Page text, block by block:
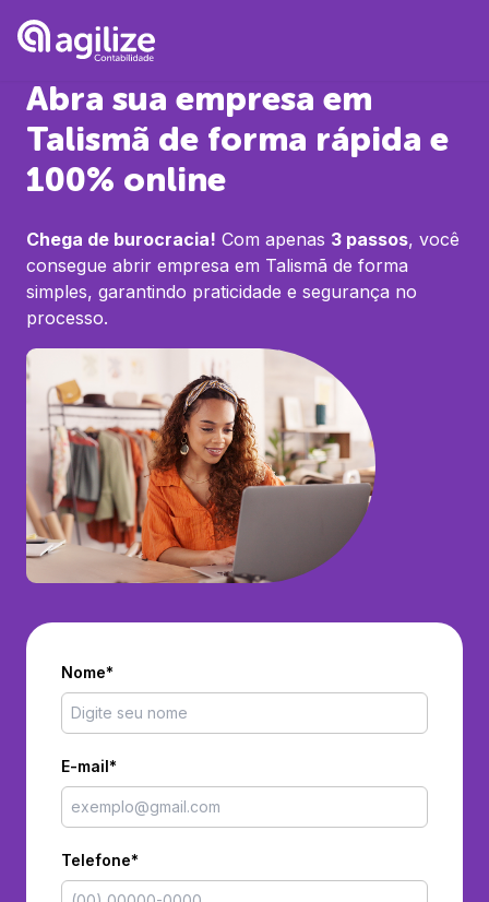
Abra sua empresa em
Talismã de forma rápida e
100% online
Chega de burocracia! Com apenas 3 passos, você
consegue abrir empresa em Talismã de forma
simples, garantindo praticidade e segurança no
processo.
Nome*
E-mail*
Telefone*